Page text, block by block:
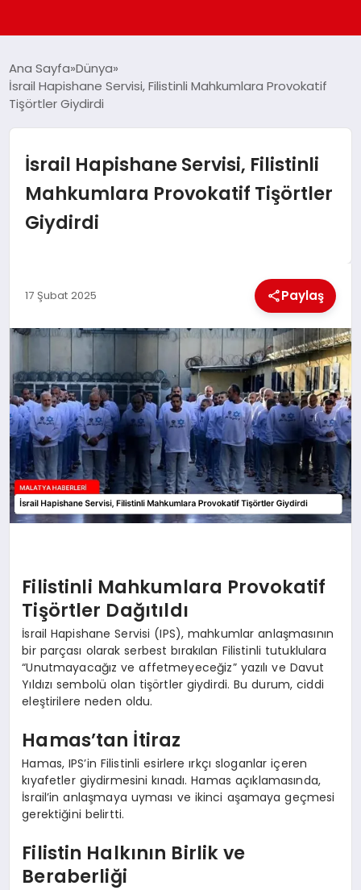
GÜNDEM
DÜNYA
EĞITIM
MAGAZIN
SIYASET
SPOR
TEKNOLOJI
Ana Sayfa Dünya
İsrail Hapishane Servisi, Filistinli Mahkumlara Provokatif
Tişörtler Giydirdi
İsrail Hapishane Servisi, Filistinli
Mahkumlara Provokatif Tişörtler
Giydirdi
17 Şubat 2025 Paylaş
Filistinli Mahkumlara Provokatif
Tişörtler Dağıtıldı
İsrail Hapishane Servisi (IPS), mahkumlar anlaşmasının
bir parçası olarak serbest bırakılan Filistinli tutuklulara
“Unutmayacağız ve affetmeyeceğiz” yazılı ve Davut
Yıldızı sembolü olan tişörtler giydirdi. Bu durum, ciddi
eleştirilere neden oldu.
Hamas’tan İtiraz
Hamas, IPS’in Filistinli esirlere ırkçı sloganlar içeren
kıyafetler giydirmesini kınadı. Hamas açıklamasında,
İsrail’in anlaşmaya uyması ve ikinci aşamaya geçmesi
gerektiğini belirtti.
Filistin Halkının Birlik ve
Beraberliği